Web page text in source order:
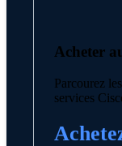
Acheter
Parcourez
services